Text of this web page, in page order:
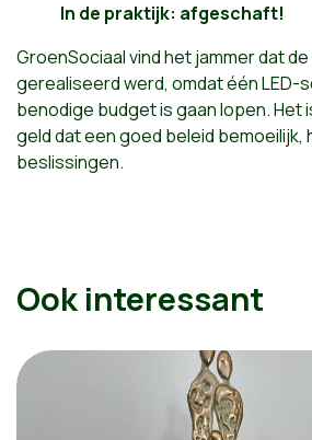
In de praktijk: afgeschaft!
GroenSociaal vind het jammer dat
gerealiseerd werd, omdat één LED-
benodige budget is gaan lopen. Het
geld dat een goed beleid bemoeilijk,
beslissingen.
Ook interessant